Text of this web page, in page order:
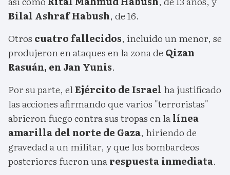
Bilal Ashraf Habush, de 16.
Otros cuatro fallecidos, incluido un menor, se
produjeron en ataques en la zona de Qizan
Rasuán, en Jan Yunis.
Por su parte, elEjército de Israel ha justificado
las acciones afirmando que varios "terroristas"
abrieron fuego contra sus tropas en lalínea
amarilla del norte de Gaza, hiriendo de
gravedad a un militar, y que los bombardeos
posteriores fueron unarespuesta inmediata.